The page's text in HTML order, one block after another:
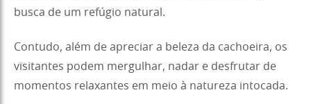
busca de um refúgio natural.
Contudo, além de apreciar a beleza da cachoeira, os
visitantes podem mergulhar, nadar e desfrutar de
momentos relaxantes em meio à natureza intocada.